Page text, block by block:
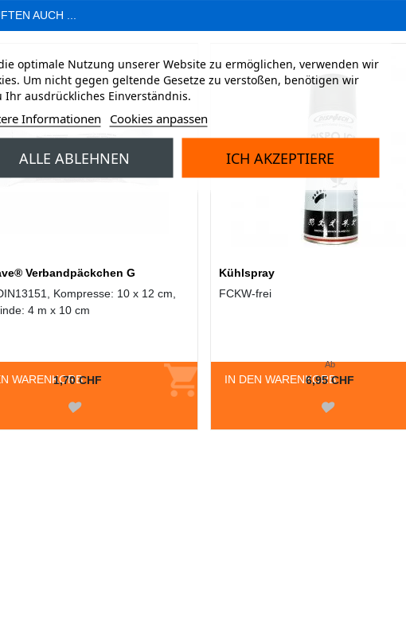
AUCH ...
Verbandpäckchen G
Kompresse: 10 x 12 cm,
4 m x 10 cm
WARENKORB
1,70 CHF
Kühlspray
FCKW-frei
IN DEN WARENKORB
Ab
6,95 CHF
optimale Nutzung unserer Website zu ermöglichen, verwenden wir
Um nicht gegen geltende Gesetze zu verstoßen, benötigen wir
Ihr ausdrückliches Einverständnis.
Informationen Cookies anpassen
ALLE ABLEHNEN ICH AKZEPTIERE